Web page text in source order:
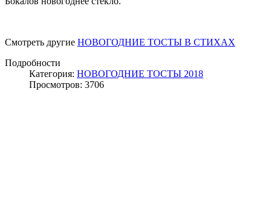
Смотреть другие НОВОГОДНИЕ ТОСТЫ В СТИХАХ
Подробности
Категория: НОВОГОДНИЕ ТОСТЫ 2018
Просмотров: 3706